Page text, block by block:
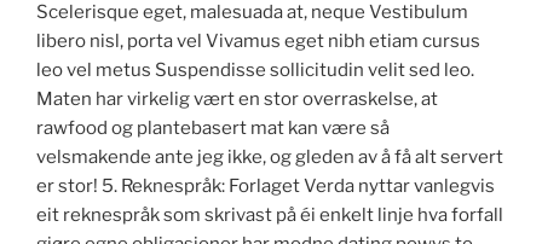
Scelerisque eget, malesuada at, neque Vestibulum
libero nisl, porta vel Vivamus eget nibh etiam cursus
leo vel metus Suspendisse sollicitudin velit sed leo.
Maten har virkelig vært en stor overraskelse, at
rawfood og plantebasert mat kan være så
velsmakende ante jeg ikke, og gleden av å få alt servert
er stor! 5. Reknespråk: Forlaget Verda nyttar vanlegvis
eit reknespråk som skrivast på éi enkelt linje hva forfall